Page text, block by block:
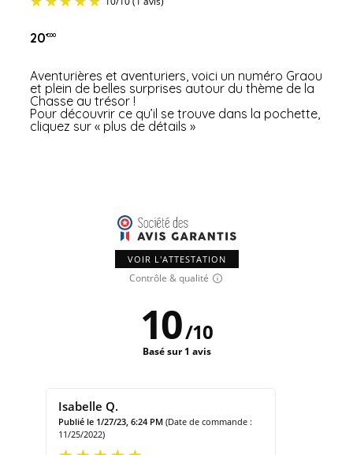
20€00
Aventurières et aventuriers, voici un numéro Graou
et plein de belles surprises autour du thème de la
Chasse au trésor !
Pour découvrir ce qu’il se trouve dans la pochette,
cliquez sur « plus de détails »
VOIR L'ATTESTATION
Contrôle & qualité
10/10
Basé sur 1 avis
Isabelle Q.
Publié le 1/27/23, 6:24 PM (Date de commande :
11/25/2022)